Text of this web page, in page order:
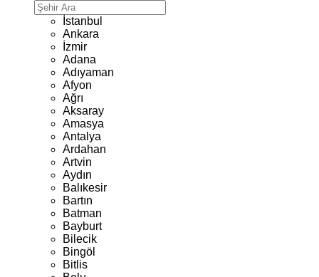
İstanbul
Ankara
İzmir
Adana
Adıyaman
Afyon
Ağrı
Aksaray
Amasya
Antalya
Ardahan
Artvin
Aydın
Balıkesir
Bartın
Batman
Bayburt
Bilecik
Bingöl
Bitlis